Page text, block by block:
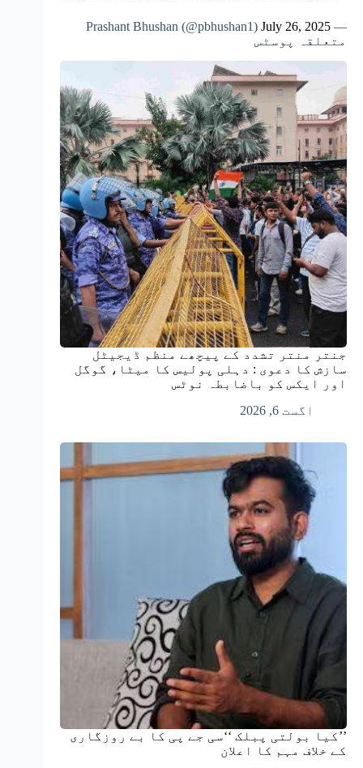
— Prashant Bhushan (@pbhushan1)
July 26, 2025
متعلقہ پوسٹس
جنتر منتر تشدد کے پیچھے منظم ڈیجیٹل
سازش کا دعوی : دہلی پولیس کا میٹا، گوگل
اور ایکس کو باضابطہ نوٹس
اگست 6, 2026
’’کیا بولتی پبلک ‘‘سی جے پی کا بے روزگاری
کے خلاف مہم کا اعلان